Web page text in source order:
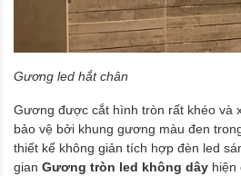
Gương led hắt chân
Gương được cắt hình tròn rất khéo và
bảo vệ bởi khung gương màu đen
thiết kế không giản tích hợp đèn led
gian Gương tròn led không dây hiện